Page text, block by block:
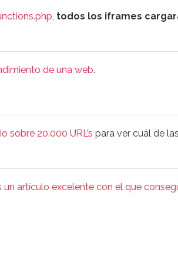
todos los iframes
de una web.
sobre 20.000 URL’s para ver cuál de
un artículo excelente con el que